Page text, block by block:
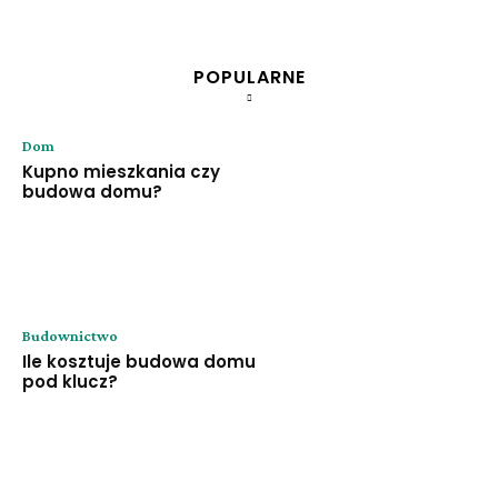
POPULARNE
Dom
Kupno mieszkania czy
budowa domu?
Budownictwo
Ile kosztuje budowa domu
pod klucz?